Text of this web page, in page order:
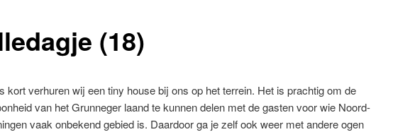
(18)
kort verhuren wij een tiny house bij ons op het terrein. Het is prachtig om de
van het Grunneger laand te kunnen delen met de gasten voor wie Noord-
vaak onbekend gebied is. Daardoor ga je zelf ook weer met andere ogen